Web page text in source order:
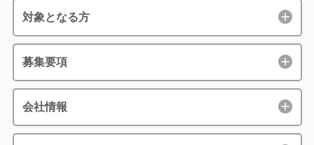
対象となる方
募集要項
会社情報